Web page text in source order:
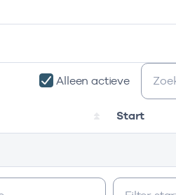
Alleen actieve
Zoeken:
Start